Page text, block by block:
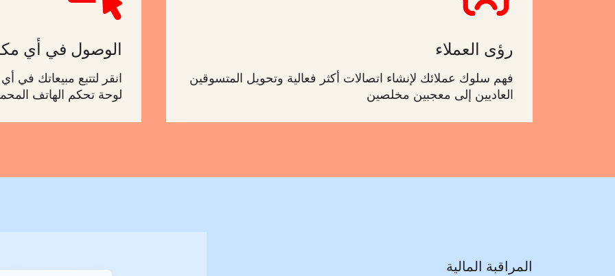
رؤى العملاء
فهم سلوك عملائك لإنشاء اتصالات أكثر فعالية وتحويل المتسوقين
العاديين إلى معجبين مخلصين
الوصول في أي
انقر لتتبع مبيعاتك
لوحة تحكم الهاتف
المراقبة المالية